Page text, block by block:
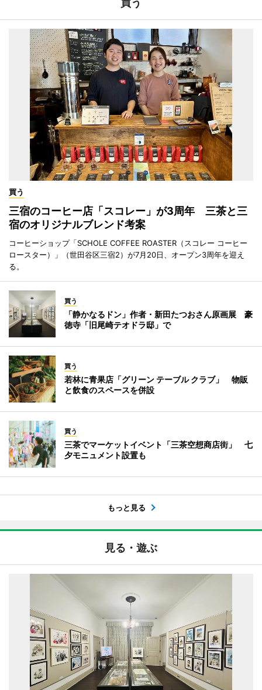
買う
買う
三宿のコーヒー店「スコレー」が3周年 三茶と三
宿のオリジナルブレンド考案
コーヒーショップ「SCHOLE COFFEE ROASTER（スコレー コーヒー
ロースター）」（世田谷区三宿2）が7月20日、オープン3周年を迎え
る。
買う
「静かなるドン」作者・新田たつおさん原画展 豪
徳寺「旧尾崎テオドラ邸」で
買う
若林に青果店「グリーン テーブル クラブ」 物販
と飲食のスペースを併設
買う
三茶でマーケットイベント「三茶空想商店街」 七
夕モニュメント設置も
もっと見る
見る・遊ぶ